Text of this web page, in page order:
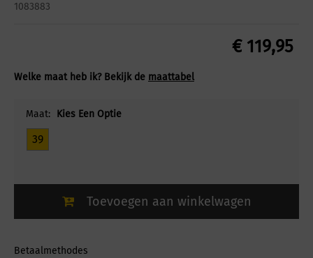
1083883
€119,95
Welke maat heb ik? Bekijk de maattabel
Maat: Kies Een Optie
39
Toevoegen aan winkelwagen
Betaalmethodes